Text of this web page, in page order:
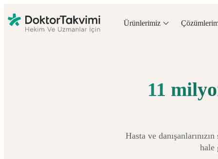
Ürünlerimiz
11
Hasta ve
hale